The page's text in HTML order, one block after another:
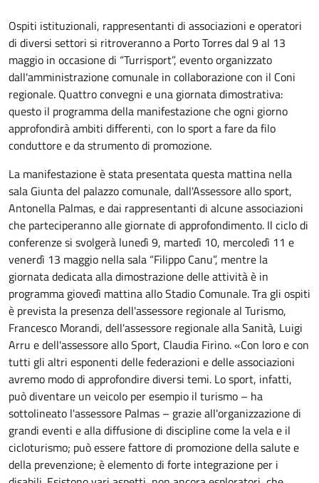
Ospiti istituzionali, rappresentanti di associazioni e operatori
di diversi settori si ritroveranno a Porto Torres dal 9 al 13
maggio in occasione di “Turrisport”, evento organizzato
dall'amministrazione comunale in collaborazione con il Coni
regionale. Quattro convegni e una giornata dimostrativa:
questo il programma della manifestazione che ogni giorno
approfondirà ambiti differenti, con lo sport a fare da filo
conduttore e da strumento di promozione.
La manifestazione è stata presentata questa mattina nella
sala Giunta del palazzo comunale, dall'Assessore allo sport,
Antonella Palmas, e dai rappresentanti di alcune associazioni
che parteciperanno alle giornate di approfondimento. Il ciclo di
conferenze si svolgerà lunedì 9, martedì 10, mercoledì 11 e
venerdì 13 maggio nella sala “Filippo Canu”, mentre la
giornata dedicata alla dimostrazione delle attività è in
programma giovedì mattina allo Stadio Comunale. Tra gli ospiti
è prevista la presenza dell'assessore regionale al Turismo,
Francesco Morandi, dell'assessore regionale alla Sanità, Luigi
Arru e dell'assessore allo Sport, Claudia Firino. «Con loro e con
tutti gli altri esponenti delle federazioni e delle associazioni
avremo modo di approfondire diversi temi. Lo sport, infatti,
può diventare un veicolo per esempio il turismo – ha
sottolineato l'assessore Palmas – grazie all'organizzazione di
grandi eventi e alla diffusione di discipline come la vela e il
cicloturismo; può essere fattore di promozione della salute e
della prevenzione; è elemento di forte integrazione per i